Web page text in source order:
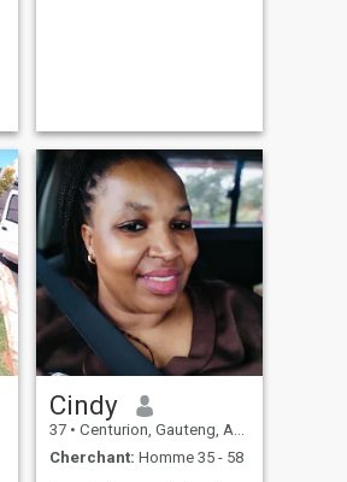
Cindy
37 • Centurion, Gauteng, Afrique du Sud
Cherchant: Homme 35 - 58